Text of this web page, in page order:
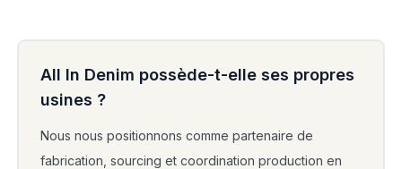
All In Denim possède-t-elle ses propres
usines ?
Nous nous positionnons comme partenaire de
fabrication, sourcing et coordination production en